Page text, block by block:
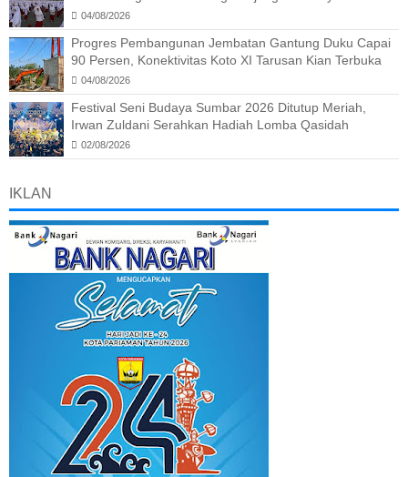
04/08/2026
Progres Pembangunan Jembatan Gantung Duku Capai
90 Persen, Konektivitas Koto XI Tarusan Kian Terbuka
04/08/2026
Festival Seni Budaya Sumbar 2026 Ditutup Meriah,
Irwan Zuldani Serahkan Hadiah Lomba Qasidah
02/08/2026
IKLAN